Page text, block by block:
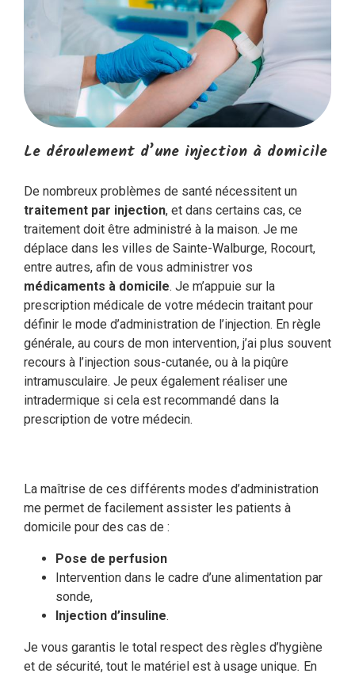
Le déroulement d’une injection à domicile
De nombreux problèmes de santé nécessitent un
traitement par injection, et dans certains cas, ce
traitement doit être administré à la maison. Je me
déplace dans les villes de Sainte-Walburge, Rocourt,
entre autres, afin de vous administrer vos
médicaments à domicile. Je m’appuie sur la
prescription médicale de votre médecin traitant pour
définir le mode d’administration de l’injection. En règle
générale, au cours de mon intervention, j’ai plus souvent
recours à l’injection sous-cutanée, ou à la piqûre
intramusculaire. Je peux également réaliser une
intradermique si cela est recommandé dans la
prescription de votre médecin.
La maîtrise de ces différents modes d’administration
me permet de facilement assister les patients à
domicile pour des cas de :
Pose de perfusion
Intervention dans le cadre d’une alimentation par
sonde,
Injection d’insuline.
Je vous garantis le total respect des règles d’hygiène
et de sécurité, tout le matériel est à usage unique. En